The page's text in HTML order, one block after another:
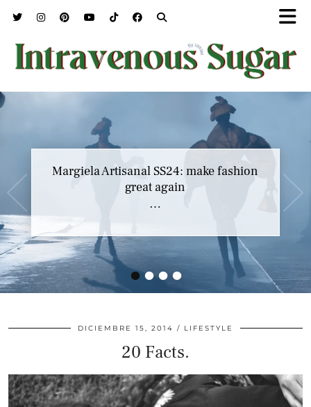
••••
Margiela Artisanal SS24: make fashion
great again
…
DICIEMBRE 15, 2014 LIFESTYLE
20 Facts.